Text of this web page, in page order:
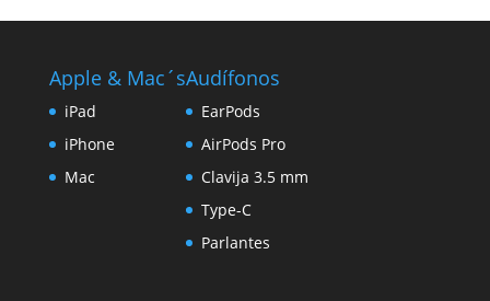
Apple & Mac´s
iPad
iPhone
Mac
Audífonos
EarPods
AirPods Pro
Clavija 3.5 mm
Type-C
Parlantes